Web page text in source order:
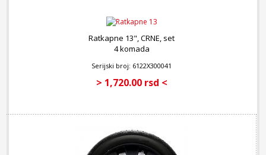
Ratkapne 13", CRNE, set
4 komada
Serijski broj: 6122X300041
> 1,720.00 rsd <